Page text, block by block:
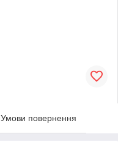
Умови повернення